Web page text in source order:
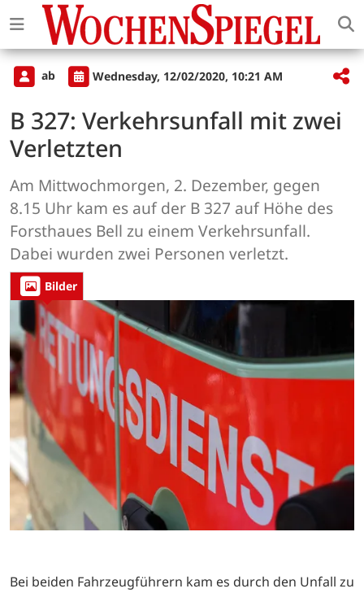
ab Wednesday, 12/02/2020, 10:21 AM
B 327: Verkehrsunfall mit zwei
Verletzten
Am Mittwochmorgen, 2. Dezember, gegen
8.15 Uhr kam es auf der B 327 auf Höhe des
Forsthaues Bell zu einem Verkehrsunfall.
Dabei wurden zwei Personen verletzt.
Bilder
Bei beiden Fahrzeugführern kam es durch den Unfall zu